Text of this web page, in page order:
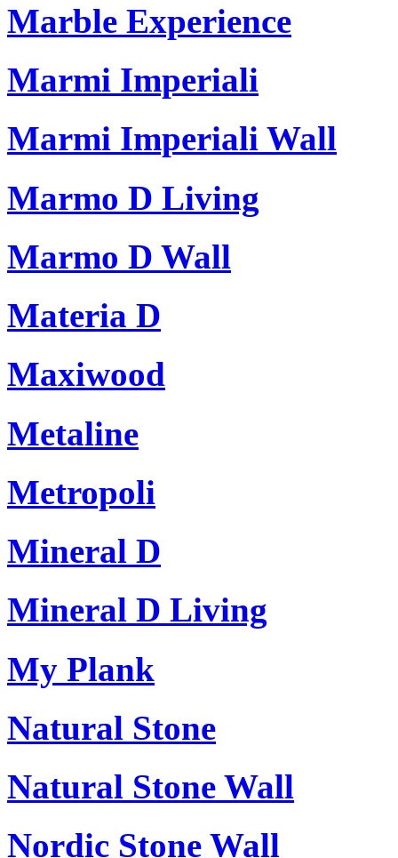
Marble Experience
Marmi Imperiali
Marmi Imperiali Wall
Marmo D Living
Marmo D Wall
Materia D
Maxiwood
Metaline
Metropoli
Mineral D
Mineral D Living
My Plank
Natural Stone
Natural Stone Wall
Nordic Stone Wall